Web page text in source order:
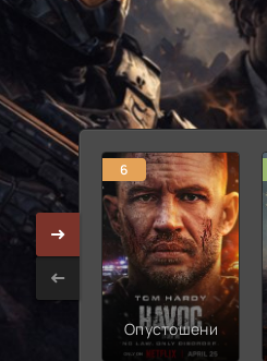
6
Опустошение